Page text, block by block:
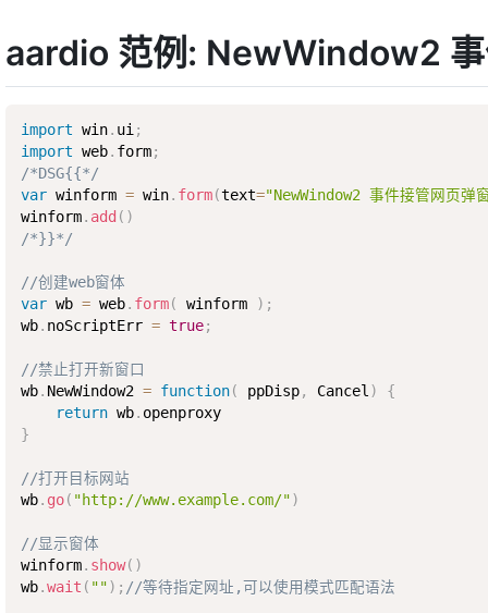
aardio 范例: NewWindow2
import win. ui ;
import web. form;
/*DSG{{*/
var winform = win. form(text="NewWindow2 事件接管网页弹
winform. add ( )
/*}}*/
//创建web窗体
var wb = web. form( winform ) ;
wb. noScriptErr = true;
//禁止打开新窗口
wb. NewWindow2 = function( ppDisp, Cancel )
{
return wb.
openproxy
}
//打开目标网站
wb. go( "http://www.example.com/")
//显示窗体
winform. show( )
wb.wait ( "") ; //等待指定网址,可以使用模式匹配语法